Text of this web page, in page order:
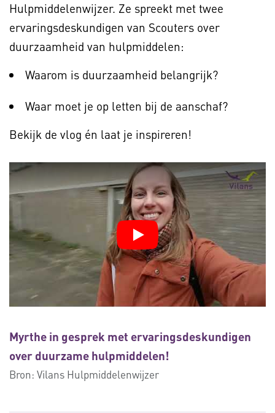
Hulpmiddelenwijzer. Ze spreekt met twee
ervaringsdeskundigen van Scouters over
duurzaamheid van hulpmiddelen:
Waarom is duurzaamheid belangrijk?
Waar moet je op letten bij de aanschaf?
Bekijk de vlog én laat je inspireren!
Myrthe in gesprek met ervaringsdeskundigen
over duurzame hulpmiddelen!
Bron: Vilans Hulpmiddelenwijzer